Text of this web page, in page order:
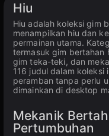
Hiu
Hiu adalah koleksi gim
menampilkan hiu dan
permainan utama.
termasuk gim bertahan
gim teka-teki, dan
116 judul dalam
peramban tanpa perlu
dimainkan di desktop
Mekanik
Pertumbuhan